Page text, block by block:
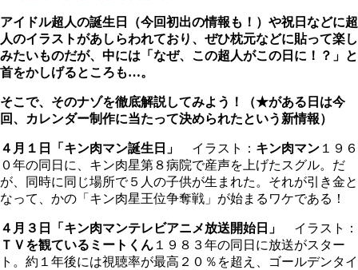
アイドル超人の誕生日（今回初出の情報も！）や祝日などに超
人のイラストがあしらわれており、ぜひ枕元などに貼って楽し
みたいものだが、中には「なぜ、この超人がこの日に！？」と
首をかしげるところも…。
そこで、そのナゾを徹底解説してみよう！
（★がある日は今
回、カレンダー制作に当たって決められたという新情報）
４月１日「キン肉マン誕生日」 イラスト： キン肉マン １９６
０年の同日に、キン肉星第８病院で産声を上げたスグル。だ
が、同時に同じ場所で５人の子供が生まれた。それが引き金と
なって、かの「キン肉星王位争奪戦」が始まるワケである！
４月３日「キン肉マンテレビアニメ放送開始日」
イラスト：
ＴＶを観ているミートくん １９８３年の同日に放送がスター
ト。約１年後には視聴率が最高２０％を超え、ゴールデンタイ